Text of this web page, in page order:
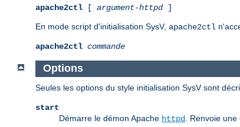
apache2ctl [ argument-httpd]
En mode script d'initialisation SysV, apache2ctl
apache2ctl commande
Options
Seules les options du style initialisation SysV sont
start
Démarre le démon Apache httpd . Renvoie